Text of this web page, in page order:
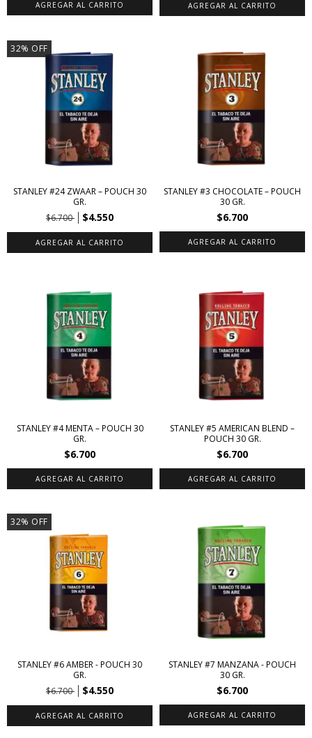
32% OFF
STANLEY #24 ZWAAR – POUCH 30
GR.
$6.700
$4.550
STANLEY #3 CHOCOLATE – POUCH
30 GR.
$6.700
STANLEY #4 MENTA – POUCH 30
GR.
$6.700
STANLEY #5 AMERICAN BLEND –
POUCH 30 GR.
$6.700
32% OFF
STANLEY #6 AMBER - POUCH 30
GR.
$6.700
$4.550
STANLEY #7 MANZANA - POUCH
30 GR.
$6.700